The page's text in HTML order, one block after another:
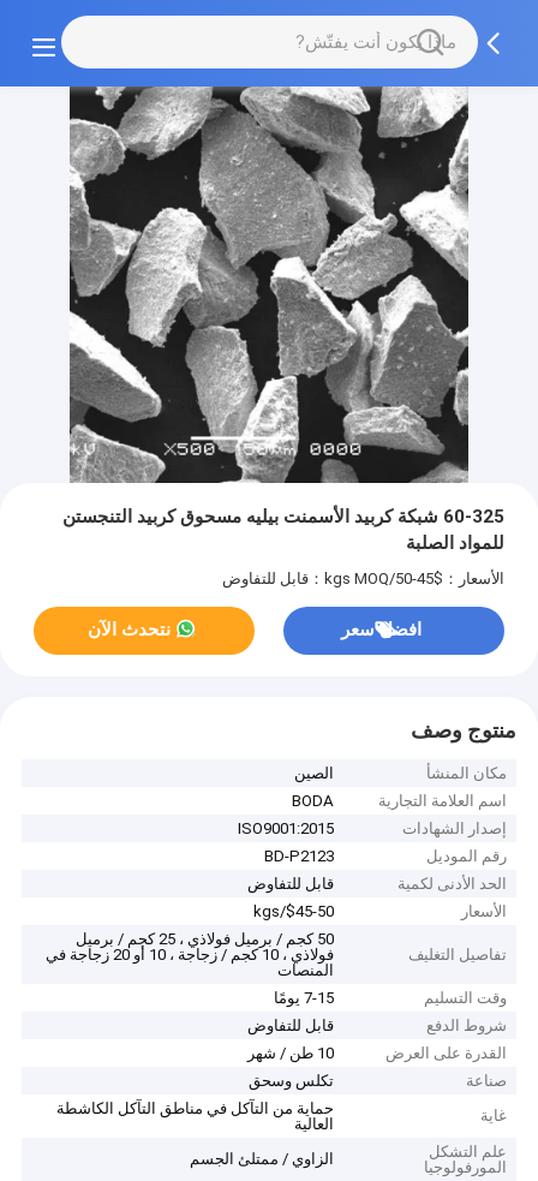
60-325 شبكة كربيد الأسمنت بيليه مسحوق كربيد التنجستن
للمواد الصلبة
الأسعار：$45-50/kgs MOQ：قابل للتفاوض
افضل سعر نتحدث الآن
منتوج وصف
مكان المنشأ
الصين
اسم العلامة التجارية
BODA
إصدار الشهادات
ISO9001:2015
رقم الموديل
BD-P2123
الحد الأدنى لكمية
قابل للتفاوض
الأسعار
$45-50/kgs
تفاصيل التغليف
50 كجم / برميل فولاذي ، 25 كجم / برميل
فولاذي ، 10 كجم / زجاجة ، 10 أو 20 زجاجة في
المنصات
وقت التسليم
7-15 يومًا
شروط الدفع
قابل للتفاوض
القدرة على العرض
10 طن / شهر
صناعة
تكلس وسحق
غاية
حماية من التآكل في مناطق التآكل الكاشطة
العالية
علم التشكل
المورفولوجيا
الزاوي / ممتلئ الجسم